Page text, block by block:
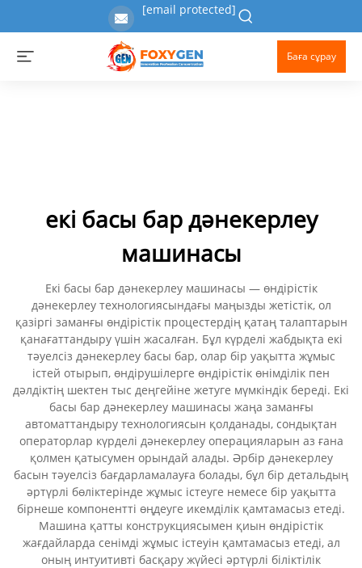
[email protected]
Баға сұрау
екі басы бар дәнекерлеу
машинасы
Екі басы бар дәнекерлеу машинасы — өндірістік
дәнекерлеу технологиясындағы маңызды жетістік, ол
қазіргі заманғы өндірістік процестердің қатаң талаптарын
қанағаттандыру үшін жасалған. Бұл күрделі жабдықта екі
тәуелсіз дәнекерлеу басы бар, олар бір уақытта жұмыс
істей отырып, өндірушілерге өндірістік өнімділік пен
дәлдіктің шектен тыс деңгейіне жетуге мүмкіндік береді. Екі
басы бар дәнекерлеу машинасы жаңа заманғы
автоматтандыру технологиясын қолданады, сондықтан
операторлар күрделі дәнекерлеу операцияларын аз ғана
қолмен қатысумен орындай алады. Әрбір дәнекерлеу
басын тәуелсіз бағдарламалауға болады, бұл бір детальдың
әртүрлі бөліктерінде жұмыс істеуге немесе бір уақытта
бірнеше компонентті өңдеуге икемділік қамтамасыз етеді.
Машина қатты конструкциясымен қиын өндірістік
жағдайларда сенімді жұмыс істеуін қамтамасыз етеді, ал
оның интуитивті басқару жүйесі әртүрлі біліктілік